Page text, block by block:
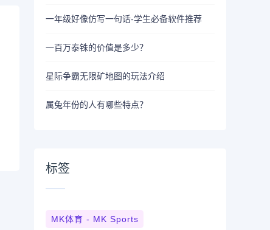
一年级好像仿写一句话-学生必备软件推荐
一百万泰铢的价值是多少？
星际争霸无限矿地图的玩法介绍
属兔年份的人有哪些特点？
标签
MK体育 - MK Sports